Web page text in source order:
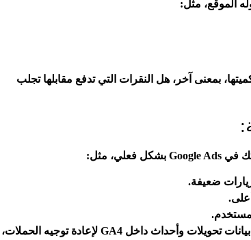
بمعنى آخر، هل النقرات التي تدفع مقابلها تجلب
زيارات ضعيفة.
كما يتيح ربط Google Ads مع Google Analytics استخدام بيانات تحويلات وأحداث داخل GA4 لإعادة توجيه الحملات،